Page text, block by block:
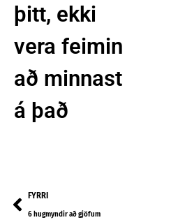
þitt, ekki
vera feimin
að minnast
á það
Prev
FYRRI
6 hugmyndir að gjöfum